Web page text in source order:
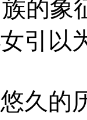
的象
引
久的